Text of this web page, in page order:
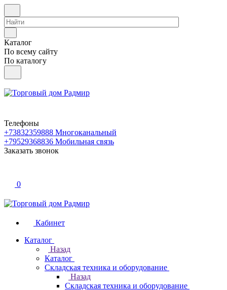
Каталог
По всему сайту
По каталогу
Телефоны
+73832359888 Многоканальный
+79529368836 Мобильная связь
Заказать звонок
0
Кабинет
Каталог
Назад
Каталог
Складская техника и оборудование
Назад
Складская техника и оборудование